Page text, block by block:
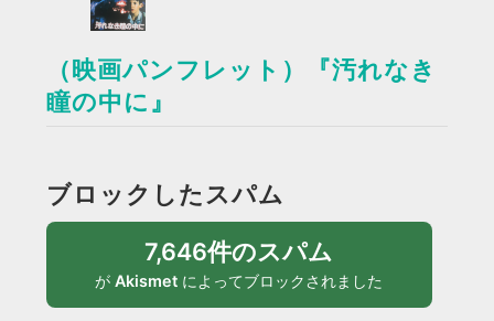
（映画パンフレット）『汚れなき
瞳の中に』
ブロックしたスパム
7,646件のスパム
がAkismet によってブロックされました